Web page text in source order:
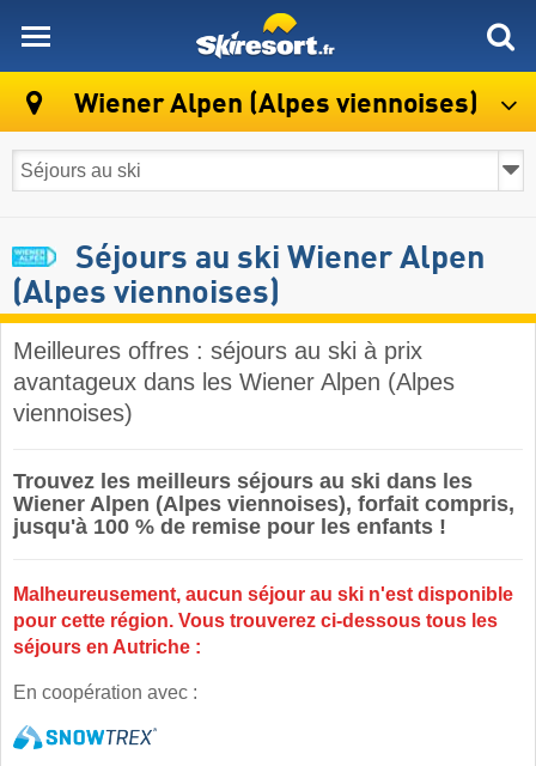
Wiener Alpen (Alpes viennoises)
Séjours au ski Wiener Alpen
(Alpes viennoises)
Meilleures offres : séjours au ski à prix
avantageux dans les Wiener Alpen (Alpes
viennoises)
Trouvez les meilleurs séjours au ski dans les
Wiener Alpen (Alpes viennoises), forfait compris,
jusqu'à 100 % de remise pour les enfants !
Malheureusement, aucun séjour au ski n'est disponible
pour cette région. Vous trouverez ci-dessous tous les
séjours en Autriche :
En coopération avec :